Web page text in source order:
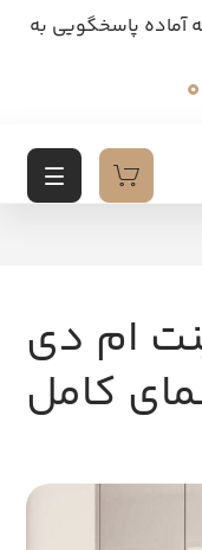
آماده پاسخگویی به
ام دی
کامل